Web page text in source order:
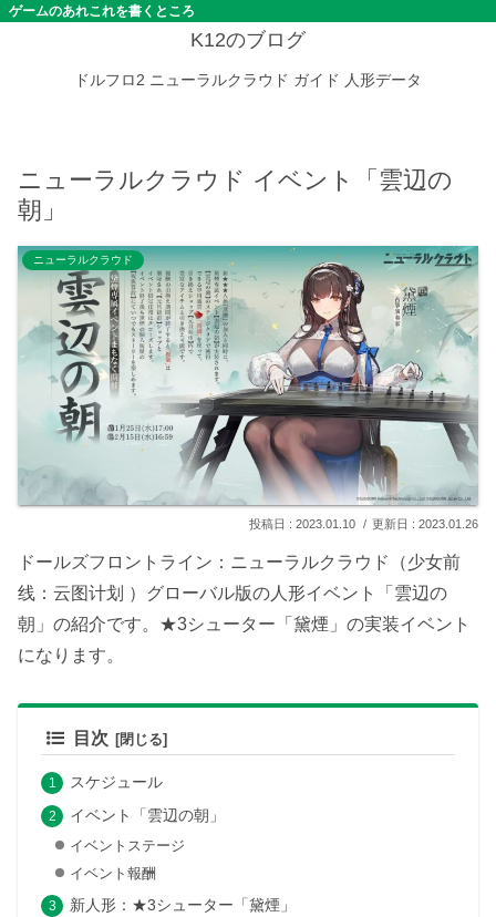
ゲームのあれこれを書くところ
K12のブログ
ドルフロ2 ニューラルクラウド ガイド 人形データ
ニューラルクラウド イベント「雲辺の
朝」
ニューラルクラウド
2023.01.10 2023.01.26
ドールズフロントライン：ニューラルクラウド（少女前
线：云图计划 ）グローバル版の人形イベント「雲辺の
朝」の紹介です。★3シューター「黛煙」の実装イベント
になります。
目次
スケジュール
イベント「雲辺の朝」
イベントステージ
イベント報酬
新人形：★3シューター「黛煙」